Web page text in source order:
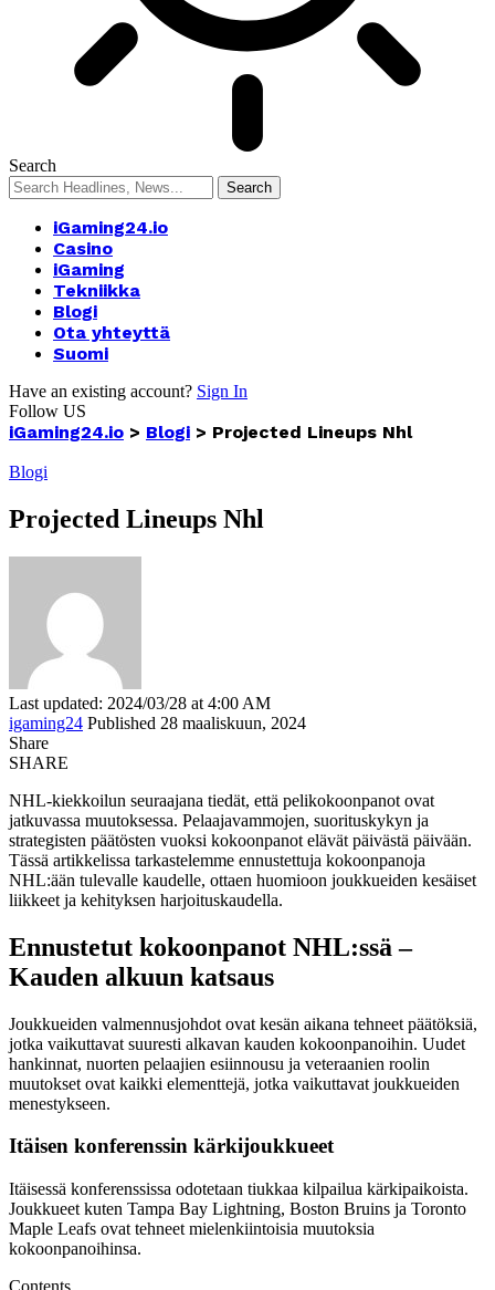
Search
iGaming24.io
Casino
iGaming
Tekniikka
Blogi
Ota yhteyttä
Suomi
Have an existing account? Sign In
Follow US
iGaming24.io > Blogi > Projected Lineups Nhl
Blogi
Projected Lineups Nhl
Last updated: 2024/03/28 at 4:00 AM
igaming24 Published 28 maaliskuun, 2024
Share
SHARE
NHL-kiekkoilun seuraajana tiedät, että pelikokoonpanot ovat
jatkuvassa muutoksessa. Pelaajavammojen, suorituskykyn ja
strategisten päätösten vuoksi kokoonpanot elävät päivästä päivään.
Tässä artikkelissa tarkastelemme ennustettuja kokoonpanoja
NHL:ään tulevalle kaudelle, ottaen huomioon joukkueiden kesäiset
liikkeet ja kehityksen harjoituskaudella.
Ennustetut kokoonpanot NHL:ssä –
Kauden alkuun katsaus
Joukkueiden valmennusjohdot ovat kesän aikana tehneet päätöksiä,
jotka vaikuttavat suuresti alkavan kauden kokoonpanoihin. Uudet
hankinnat, nuorten pelaajien esiinnousu ja veteraanien roolin
muutokset ovat kaikki elementtejä, jotka vaikuttavat joukkueiden
menestykseen.
Itäisen konferenssin kärkijoukkueet
Itäisessä konferenssissa odotetaan tiukkaa kilpailua kärkipaikoista.
Joukkueet kuten Tampa Bay Lightning, Boston Bruins ja Toronto
Maple Leafs ovat tehneet mielenkiintoisia muutoksia
kokoonpanoihinsa.
Contents